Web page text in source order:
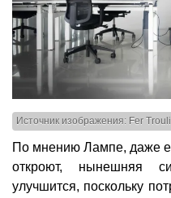
Источник изображения: Fer
По мнению Лампе, даже
откроют, нынешняя
улучшится, поскольку